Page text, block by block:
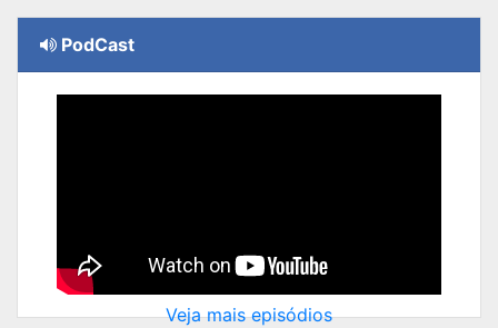
PodCast
Veja mais episódios